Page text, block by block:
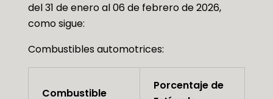
del 31 de enero al 06 de febrero de 2026,
como sigue:
Combustibles automotrices:
Combustible
Porcentaje de